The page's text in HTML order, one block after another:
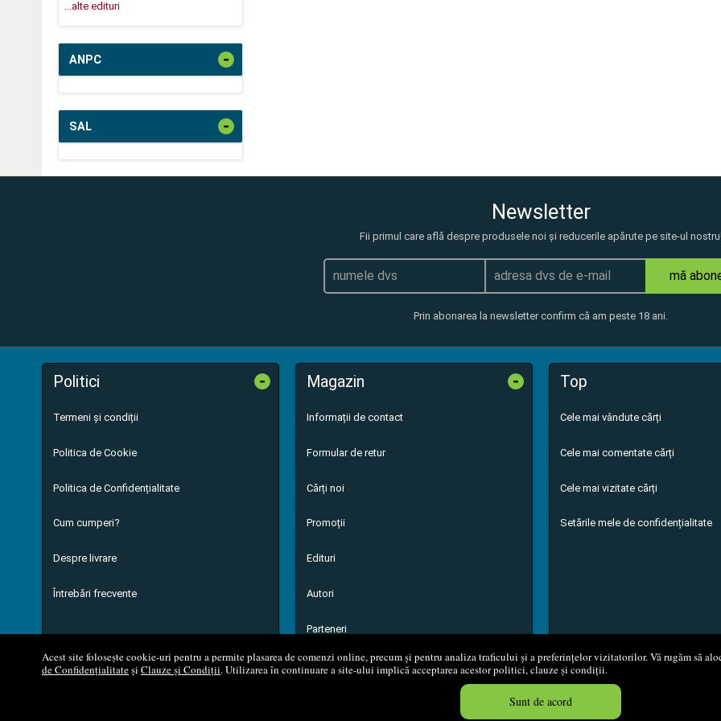
Acest site folosește cookie-uri pentru a permite plasarea de comenzi online, precum și pentru analiza traficului și a preferințelor vizitatorilor. Vă rugăm să
de Confidențialitateși Clauze și Condiții. Utilizarea în continuare a site-ului implică acceptarea acestor politici, clauze și condiții.
Sunt de acord
...alte edituri
ANPC -
SAL -
Newsletter
Fii primul care află despre produsele noi și reducerile apărute pe site-ul nostru!
mă
Prin abonarea la newsletter confirm că am peste 18 ani.
Politici -
Termeni și condiții
Politica de Cookie
Politica de Confidențialitate
Cum cumperi?
Despre livrare
Întrebări frecvente
Magazin -
Informații de contact
Formular de retur
Cărți noi
Promoții
Edituri
Autori
Parteneri
Top
Cele mai vândute cărți
Cele mai comentate cărți
Cele mai vizitate cărți
Setările mele de confidențialitate
© 2008 - 2026 S.C. M.G. Net Distribution S.R.L. Magazin online
Created in 0.0949 sec